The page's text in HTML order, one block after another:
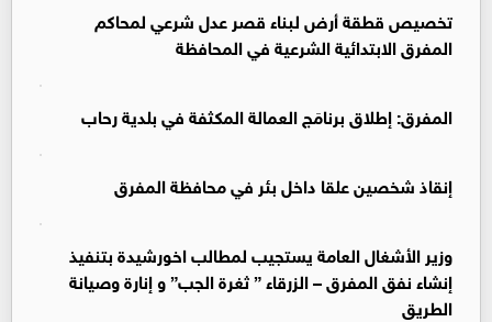
تخصيص قطقة أرض لبناء قصر عدل شرعي لمحاكم
المفرق الابتدائية الشرعية في المحافظة
المفرق: إطلاق برنامَج العمالة المكثفة في بلدية رحاب
إنقاذ شخصين علقا داخل بئر في محافظة المفرق
وزير الأشغال العامة يستجيب لمطالب اخورشيدة بتنفيذ
إنشاء نفق المفرق – الزرقاء ” ثغرة الجب” و إنارة وصيانة
الطريق